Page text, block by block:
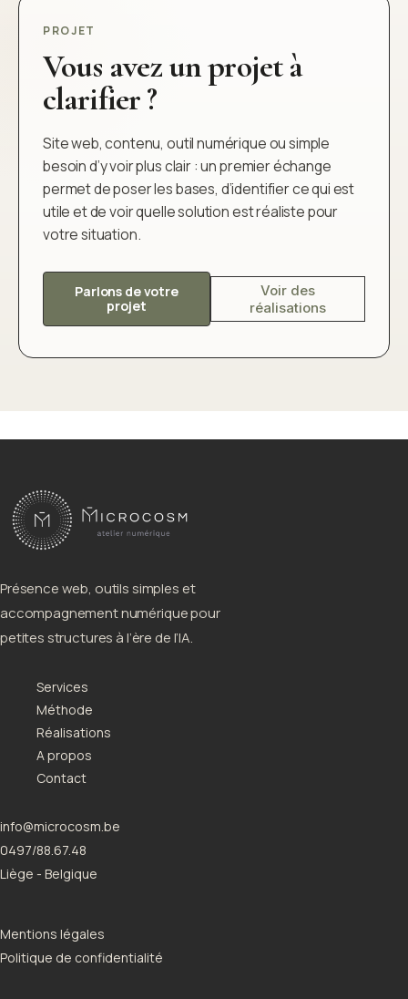
PROJET
Vous avez un projet à
clarifier ?
Site web, contenu, outil numérique ou simple
besoin d’y voir plus clair : un premier échange
permet de poser les bases, d’identifier ce qui est
utile et de voir quelle solution est réaliste pour
votre situation.
Parlons de votre
projet
Voir des
réalisations
Présence web, outils simples et
accompagnement numérique pour
petites structures à l’ère de l’IA.
Services
Méthode
Réalisations
A propos
Contact
info@microcosm.be
0497/88.67.48
Liège - Belgique
Mentions légales
Politique de confidentialité